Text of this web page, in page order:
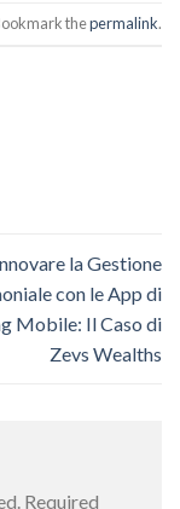
thepermalink.
la Gestione
con le App di
Mobile: Il Caso di
Zevs Wealths
Required